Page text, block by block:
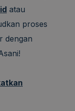
atau
proses
dengan